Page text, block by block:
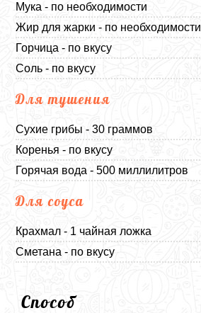
Мука - по необходимости
Жир для жарки - по необходимости
Горчица - по вкусу
Соль - по вкусу
Для тушения
Сухие грибы - 30 граммов
Коренья - по вкусу
Горячая вода - 500 миллилитров
Для соуса
Крахмал - 1 чайная ложка
Сметана - по вкусу
Способ